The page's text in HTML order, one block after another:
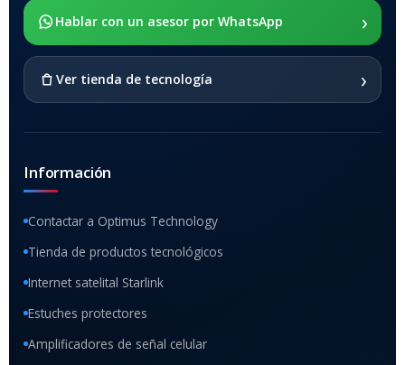
Hablar con un asesor por WhatsApp ›
Ver tienda de tecnología ›
Información
Contactar a Optimus Technology
Tienda de productos tecnológicos
Internet satelital Starlink
Estuches protectores
Amplificadores de señal celular